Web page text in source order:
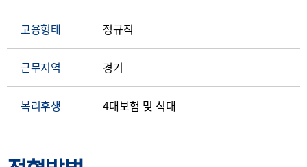
고용형태 정규직
근무지역 경기
복리후생 4대보험 및 식대